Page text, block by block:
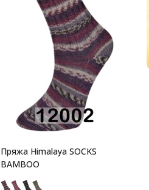
Пряжа Himalaya SOCKS
BAMBOO